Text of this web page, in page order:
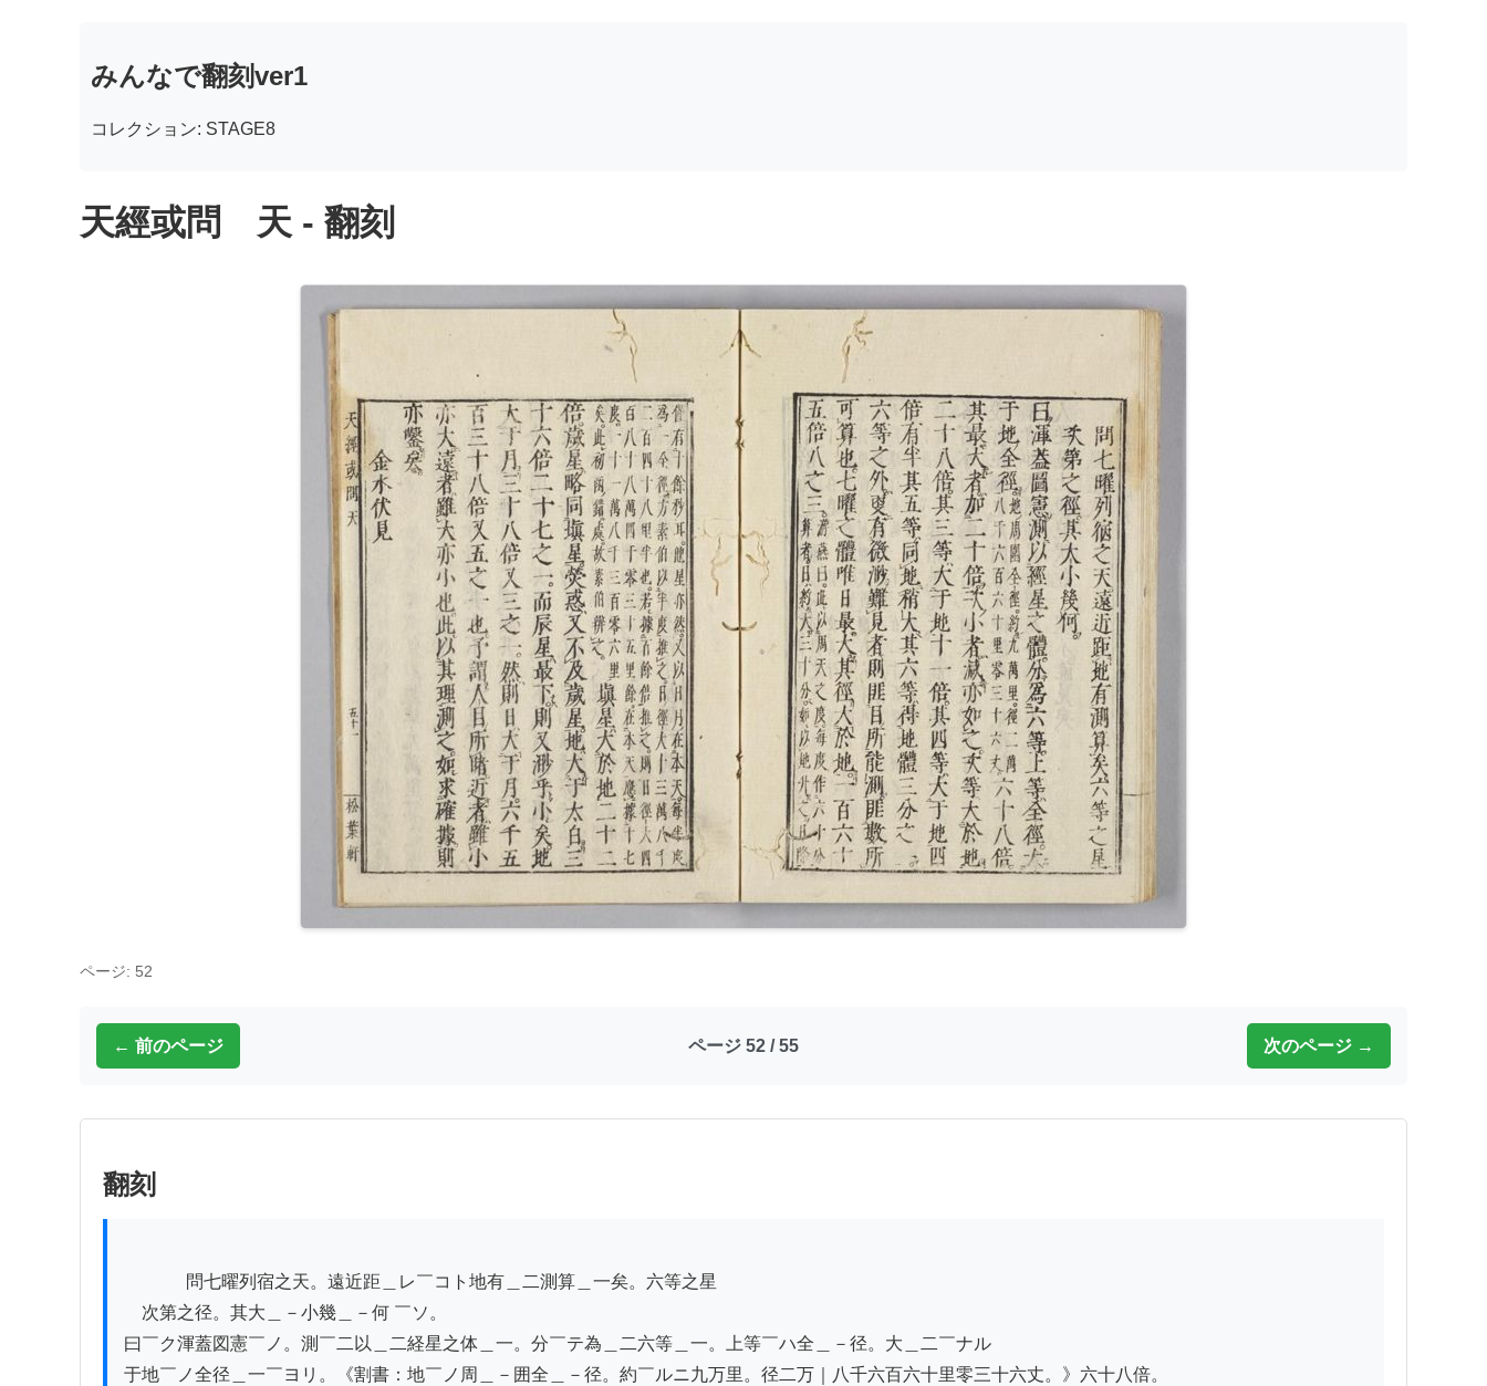
みんなで翻刻ver1
コレクション: STAGE8
天經或問 天 - 翻刻
ページ: 52
← 前のページ ページ 52 / 55 次のページ →
翻刻
次第之径。其大＿－小幾＿－何 ￣ソ。
曰￣ク渾蓋図憲￣ノ。測￣二以＿二経星之体＿一。分￣テ為＿二六等＿一。上等￣ハ全＿－径。大＿二￣ナル
于地￣ノ全径＿一￣ヨリ。《割書：地￣ノ周＿－囲全＿－径。約￣ルニ九万里。径二万｜八千六百六十里零三十六丈。》六十八倍。